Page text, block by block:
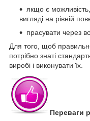
якщо є
вигляді на рівній
прасувати через
Для того, щоб
потрібно знаті
виробі і виконувати їх.
Переваги